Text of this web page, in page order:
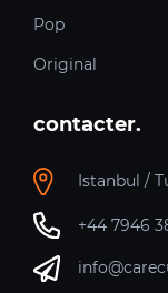
Pop
Original
contacter.
Istanbul /
+44 7946